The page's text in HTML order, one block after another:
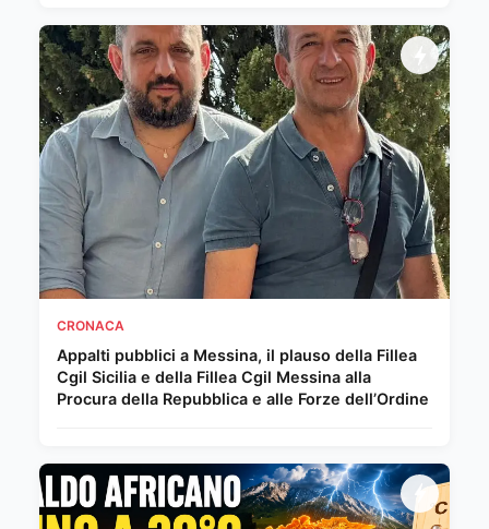
CRONACA
Appalti pubblici a Messina, il plauso della Fillea
Cgil Sicilia e della Fillea Cgil Messina alla
Procura della Repubblica e alle Forze dell’Ordine